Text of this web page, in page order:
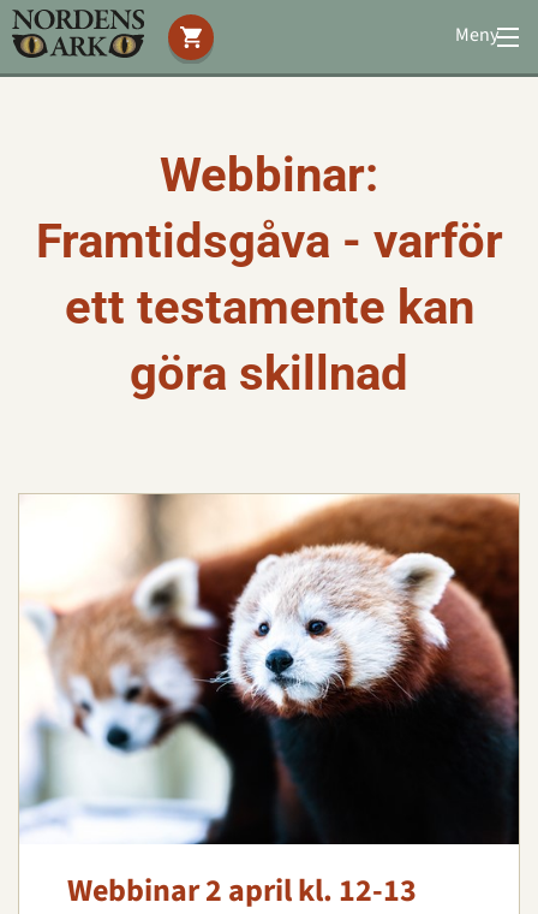
Meny
Stöd oss
Djuren
Bevarande
Utbildning
Boende
Konferens
Om oss | Öppettider |
Press
Webbinar:
Framtidsgåva - varför
ett testamente kan
göra skillnad
Webbinar 2 april kl. 12-13